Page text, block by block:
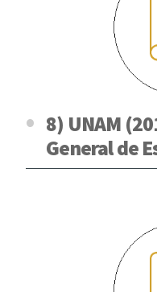
8) UNAM
General de